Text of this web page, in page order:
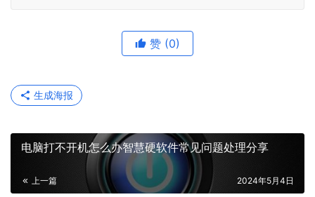
赞 (0)
生成海报
电脑打不开机怎么办智慧硬软件常见问题处理分享
上一篇 2024年5月4日